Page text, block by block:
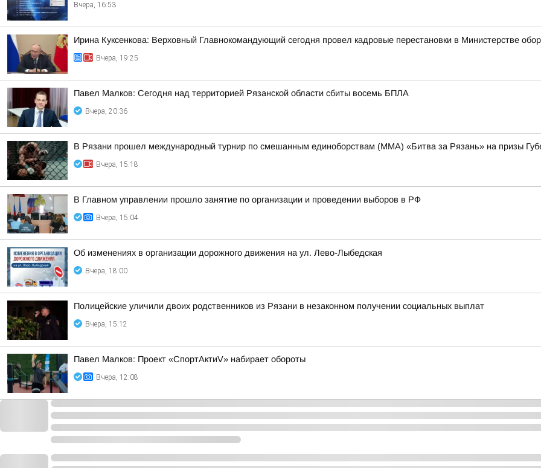
Вчера, 16:53
Ирина Куксенкова: Верховный Главнокомандующий сегодня провел кадровые перестановки в Министерстве
Вчера, 19:25
Павел Малков: Сегодня над территорией Рязанской области сбиты восемь БПЛА
Вчера, 20:36
В Рязани прошел международный турнир по смешанным единоборствам (ММА) «Битва за Рязань» на призы
Вчера, 15:18
В Главном управлении прошло занятие по организации и проведении выборов в РФ
Вчера, 15:04
Об изменениях в организации дорожного движения на ул. Лево-Лыбедская
Вчера, 18:00
Полицейские уличили двоих родственников из Рязани в незаконном получении социальных выплат
Вчера, 15:12
Павел Малков: Проект «СпортАктиV» набирает обороты
Вчера, 12:08